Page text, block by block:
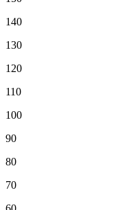
140
130
120
110
100
90
80
70